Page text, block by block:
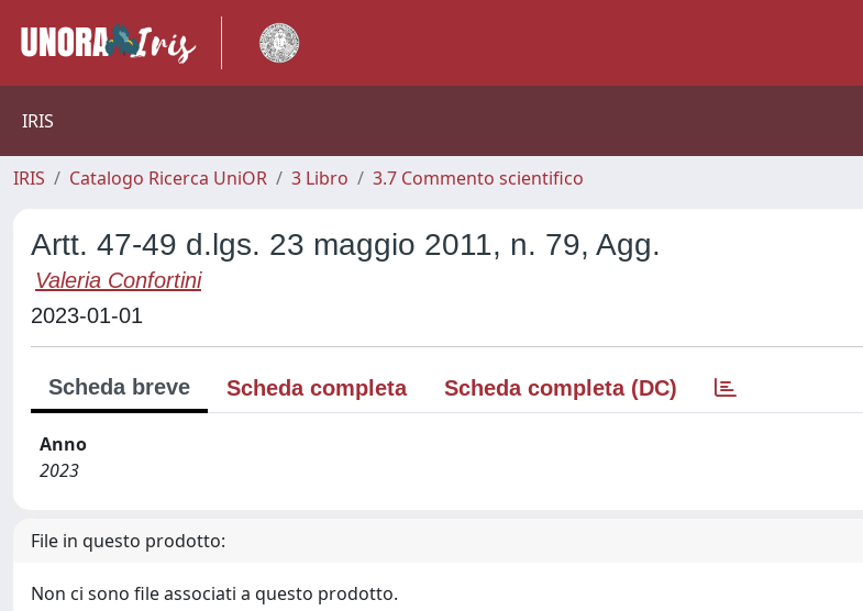
IRIS
IRIS Catalogo Ricerca UniOR 3 Libro 3.7 Commento scientifico
Artt. 47-49 d.lgs. 23 maggio 2011, n. 79, Agg.
Valeria Confortini
2023-01-01
Scheda breve Scheda completa Scheda completa (DC)
Anno
2023
File in questo prodotto:
Non ci sono file associati a questo prodotto.